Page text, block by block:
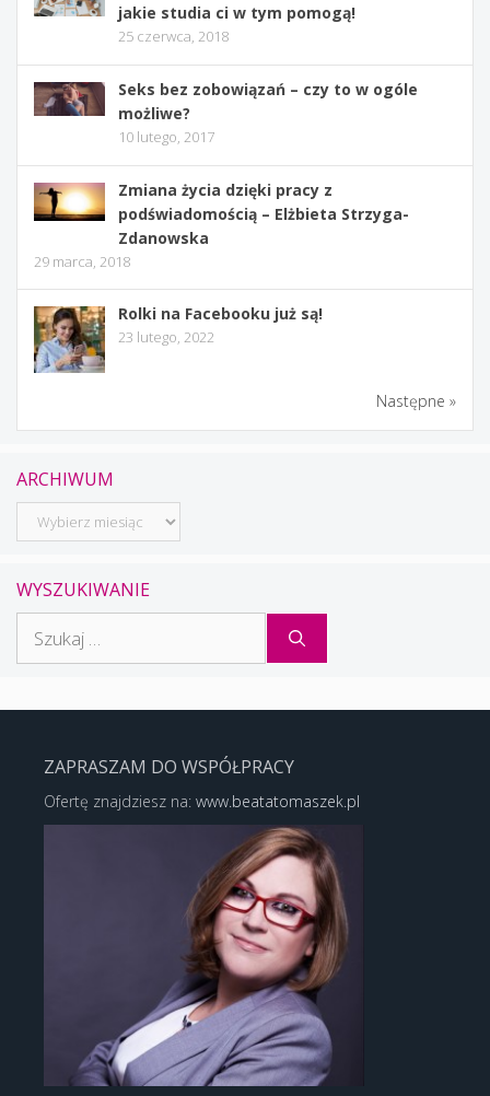
jakie studia ci w tym pomogą!
25 czerwca, 2018
Seks bez zobowiązań – czy to w ogóle
możliwe?
10 lutego, 2017
Zmiana życia dzięki pracy z
podświadomością – Elżbieta Strzyga-
Zdanowska
29 marca, 2018
Rolki na Facebooku już są!
23 lutego, 2022
Następne »
ARCHIWUM
Archiwum
WYSZUKIWANIE
ZAPRASZAM DO WSPÓŁPRACY
Ofertę znajdziesz na: www.beatatomaszek.pl